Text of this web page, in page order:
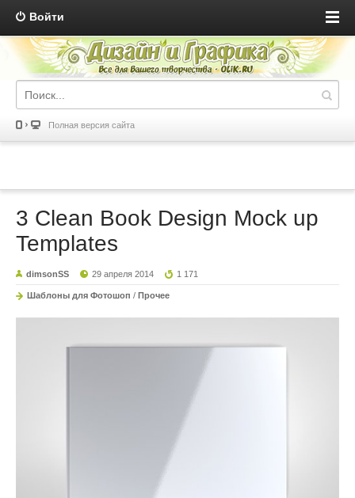
Войти
Полная версия сайта
3 Clean Book Design Mock up
Templates
dimsonSS 29 апреля 2014 1 171
Шаблоны для Фотошоп / Прочее